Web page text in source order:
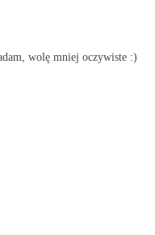
wolę mniej oczywiste :)